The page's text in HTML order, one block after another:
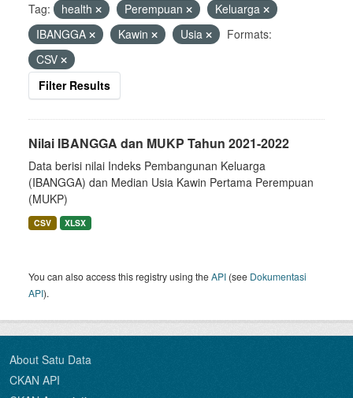
Tag: health Perempuan
Keluarga
IBANGGA
Kawin Usia
Formats:
CSV
Filter Results
Nilai IBANGGA dan MUKP Tahun 2021-2022
Data berisi nilai Indeks Pembangunan Keluarga
(IBANGGA) dan Median Usia Kawin Pertama Perempuan
(MUKP)
CSV XLSX
You can also access this registry using theAPI (see Dokumentasi
API).
About Satu Data
CKAN API